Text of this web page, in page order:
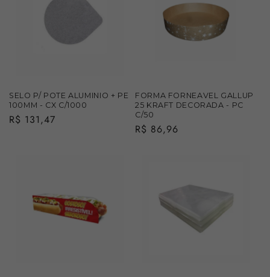
SELO P/ POTE ALUMINIO + PE
100MM - CX C/1000
Preço
R$ 131,47
FORMA FORNEAVEL GALLUP
25 KRAFT DECORADA - PC
C/50
Preço
R$ 86,96